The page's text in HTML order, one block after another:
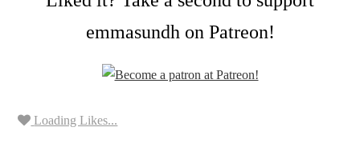
emmasundh on Patreon!
Loading Likes...